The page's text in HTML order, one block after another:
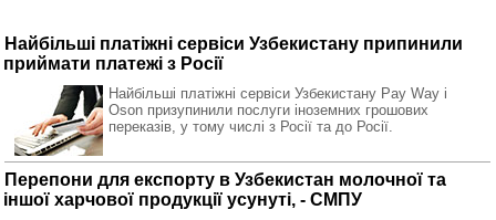
Найбільші платіжні сервіси Узбекистану припинили
приймати платежі з Росії
Найбільші платіжні сервіси Узбекистану Pay Way і
Oson призупинили послуги іноземних грошових
переказів, у тому числі з Росії та до Росії.
Перепони для експорту в Узбекистан молочної та
іншої харчової продукції усунуті, - СМПУ